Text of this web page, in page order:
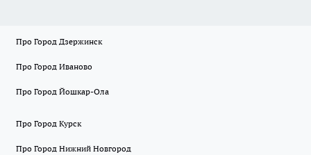
Про Город Дзержинск
Про Город Иваново
Про Город Йошкар-Ола
Про Город Курск
Про Город Нижний Новгород